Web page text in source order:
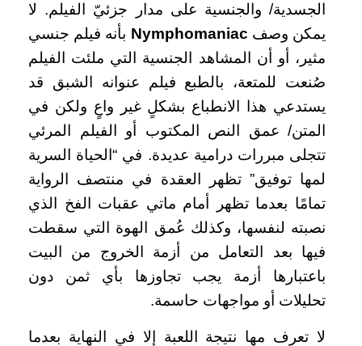
الجسدية/ والجنسية على مدار جزئيّ الفيلم. لا
يمكن وصف Nymphomaniac بأنه فيلم جنسي
مثير، أو أن المشاهد الجنسية التي ملئت الفيلم
صُنعت للمتعة، بالطبع فيلم عنوانه الشبق قد
يستدعي هذا الانطباع بشكلٍ غير واعٍ ولكن في
المتن/ عمق النص المكتوب أو الفيلم المرئي
تتجلى مبررات درامية عديدة. في “الحياة السرية
لمها توفيق” تظهر العقدة في منتصف الرواية
تمامًا بعدما تظهر أمام ماتي عقبات الفخ الذي
نصبته لنفسها، وكذلك عُمق الهوة التي سقطت
فيها بعد التعامل من أزمة الخروج من البيت
باعتبارها أزمة يجب تجاوزها بأي ثمن دون
تحليلات أو مواجهات حاسمة.
لا تعرف مها نتيجة اللعبة إلا في النهاية بعدما